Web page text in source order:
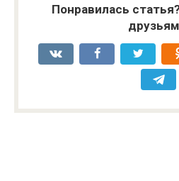
Понравилась